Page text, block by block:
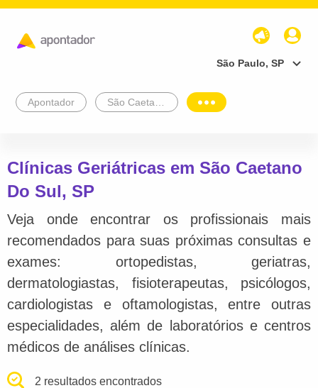
São Paulo, SP
Apontador
Clínicas Geriátricas em São Caetano
Do Sul, SP
Veja onde encontrar os profissionais mais
recomendados para suas próximas consultas e
exames: ortopedistas, geriatras,
dermatologiastas, fisioterapeutas, psicólogos,
cardiologistas e oftamologistas, entre outras
especialidades, além de laboratórios e centros
médicos de análises clínicas.
2 resultados encontrados